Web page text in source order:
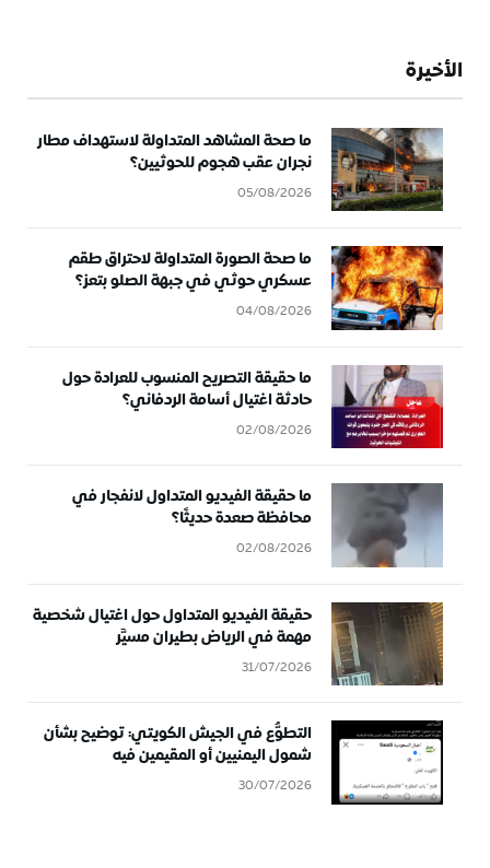
الأخيرة
ما صحة المشاهد المتداولة لاستهداف مطار
نجران عقب هجوم للحوثيين؟
05/08/2026
ما صحة الصورة المتداولة لاحتراق طقم
عسكري حوثي في جبهة الصلو بتعز؟
04/08/2026
ما حقيقة التصريح المنسوب للعرادة حول
حادثة اغتيال أسامة الردفاني؟
02/08/2026
ما حقيقة الفيديو المتداول لانفجار في
محافظة صعدة حديثًا؟
02/08/2026
حقيقة الفيديو المتداول حول اغتيال شخصية
مهمة في الرياض بطيران مسيَّر
31/07/2026
التطوُّع في الجيش الكويتي: توضيح بشأن
شمول اليمنيين أو المقيمين فيه
30/07/2026